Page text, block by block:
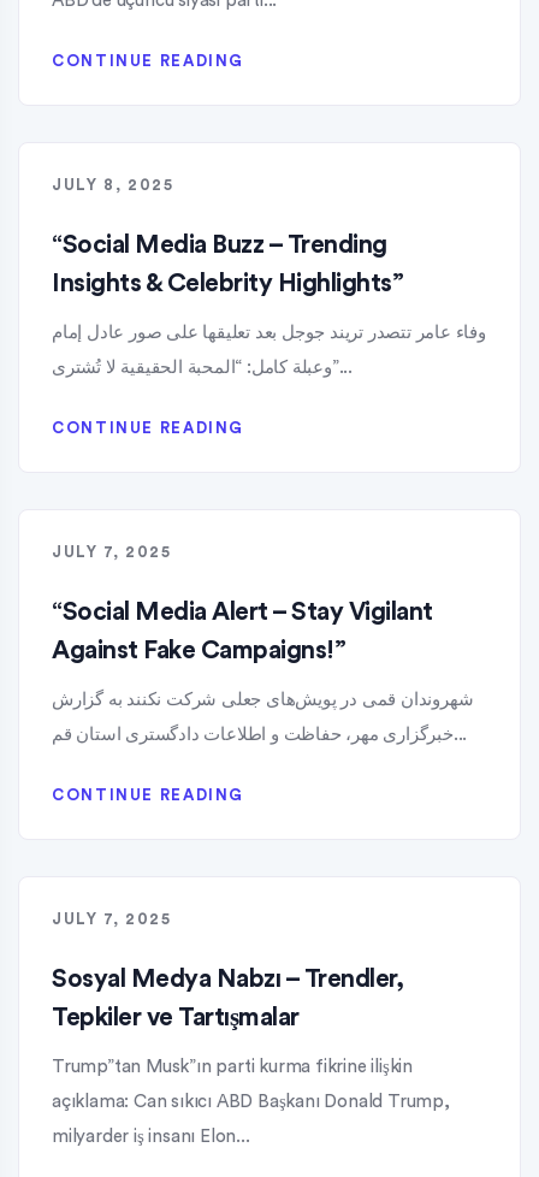
CONTINUE READING
JULY 8, 2025
“Social Media Buzz – Trending
Insights & Celebrity Highlights”
وفاء عامر تتصدر تريند جوجل بعد تعليقها على صور عادل إمام
وعبلة كامل: “المحبة الحقيقية لا تُشترى”...
CONTINUE READING
JULY 7, 2025
“Social Media Alert – Stay Vigilant
Against Fake Campaigns!”
شهروندان قمی در پویش‌های جعلی شرکت نکنند به گزارش
خبرگزاری مهر، حفاظت و اطلاعات دادگستری استان قم...
CONTINUE READING
JULY 7, 2025
Sosyal Medya Nabzı – Trendler,
Tepkiler ve Tartışmalar
Trump”tan Musk”ın parti kurma fikrine ilişkin
açıklama: Can sıkıcı ABD Başkanı Donald Trump,
milyarder iş insanı Elon...